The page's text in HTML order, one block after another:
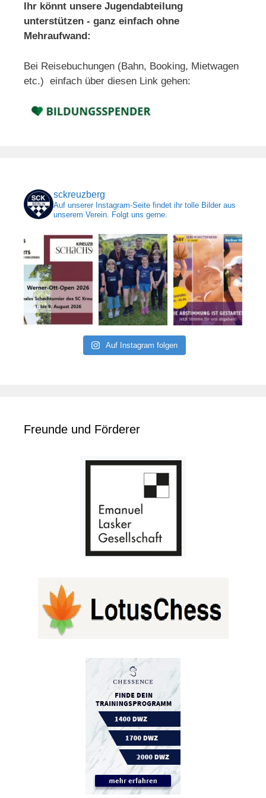
Ihr könnt unsere Jugendabteilung
unterstützen - ganz einfach ohne
Mehraufwand:
Bei Reisebuchungen (Bahn, Booking, Mietwagen
etc.) einfach über diesen Link gehen:
sckreuzberg
Auf unserer Instagram-Seite findet ihr tolle Bilder aus
unserem Verein. Folgt uns gerne.
Auf Instagram folgen
Freunde und Förderer